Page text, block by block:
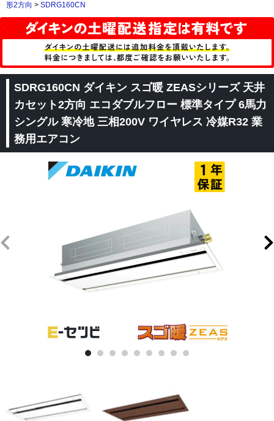
形2方向 > SDRG160CN
SDRG160CN ダイキン スゴ暖 ZEASシリーズ 天井
カセット2方向 エコダブルフロー 標準タイプ 6馬力
シングル 寒冷地 三相200V ワイヤレス 冷媒R32 業
務用エアコン